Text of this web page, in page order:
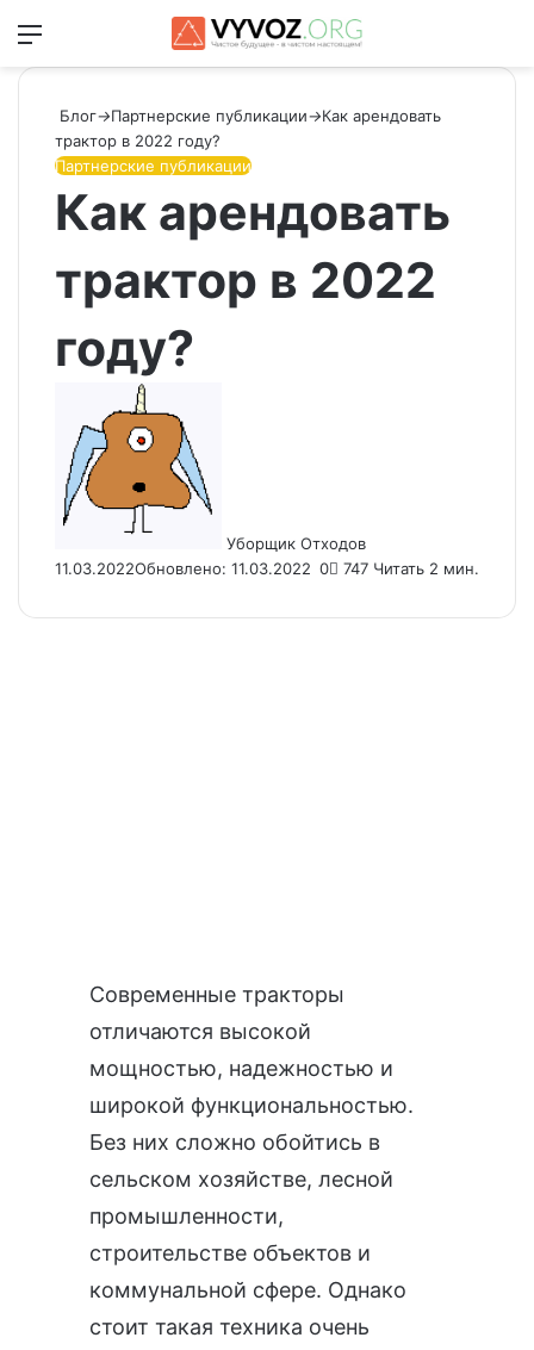
Меню
Блог→Партнерские публикации→Как арендовать
трактор в 2022 году?
Партнерские публикации
Как арендовать
трактор в 2022
году?
Уборщик Отходов
11.03.2022Обновлено: 11.03.2022 0 747 Читать 2 мин.
Современные тракторы
отличаются высокой
мощностью, надежностью и
широкой функциональностью.
Без них сложно обойтись в
сельском хозяйстве, лесной
промышленности,
строительстве объектов и
коммунальной сфере. Однако
стоит такая техника очень